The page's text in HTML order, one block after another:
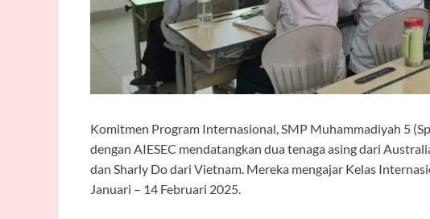
Komitmen Program Internasional, SMP Muhammadiyah 5
dengan AIESEC mendatangkan dua tenaga asing dari
dan Sharly Do dari Vietnam. Mereka mengajar Kelas
Januari – 14 Februari 2025.